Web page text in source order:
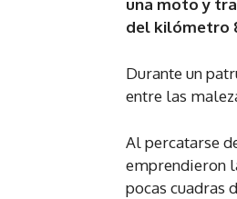
una moto y
del kilómetro
Durante un
entre las
Al percatarse
emprendieron
pocas cuadras